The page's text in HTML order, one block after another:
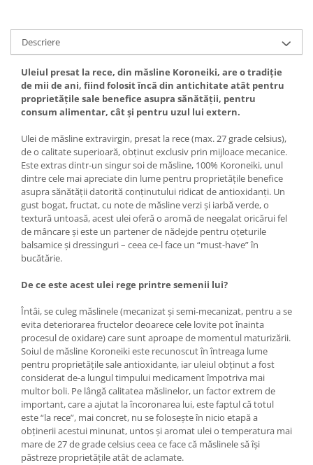
Descriere
Uleiul presat la rece, din măsline Koroneiki, are o tradiție
de mii de ani, fiind folosit încă din antichitate atât pentru
proprietățile sale benefice asupra sănătății, pentru
consum alimentar, cât și pentru uzul lui extern.
Ulei de măsline extravirgin, presat la rece (max. 27 grade celsius),
de o calitate superioară, obținut exclusiv prin mijloace mecanice.
Este extras dintr-un singur soi de măsline, 100% Koroneiki, unul
dintre cele mai apreciate din lume pentru proprietățile benefice
asupra sănătății datorită conținutului ridicat de antioxidanți. Un
gust bogat, fructat, cu note de măsline verzi și iarbă verde, o
textură untoasă, acest ulei oferă o aromă de neegalat oricărui fel
de mâncare și este un partener de nădejde pentru oțeturile
balsamice și dressinguri – ceea ce-l face un “must-have” în
bucătărie.
De ce este acest ulei rege printre semenii lui?
Întâi, se culeg măslinele (mecanizat și semi-mecanizat, pentru a se
evita deteriorarea fructelor deoarece cele lovite pot înainta
procesul de oxidare) care sunt aproape de momentul maturizării.
Soiul de măsline Koroneiki este recunoscut în întreaga lume
pentru proprietățile sale antioxidante, iar uleiul obținut a fost
considerat de-a lungul timpului medicament împotriva mai
multor boli. Pe lângă calitatea măslinelor, un factor extrem de
important, care a ajutat la încoronarea lui, este faptul că totul
este “la rece”, mai concret, nu se folosește în nicio etapă a
obținerii acestui minunat, untos și aromat ulei o temperatura mai
mare de 27 de grade celsius ceea ce face că măslinele să își
păstreze proprietățile atât de aclamate.